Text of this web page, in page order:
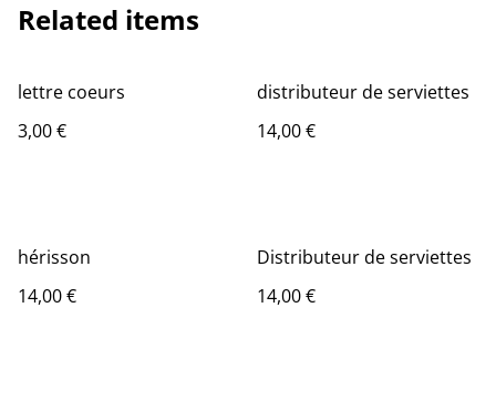
Related items
lettre coeurs
3,00 €
distributeur de serviettes
14,00 €
hérisson
14,00 €
Distributeur de serviettes
14,00 €